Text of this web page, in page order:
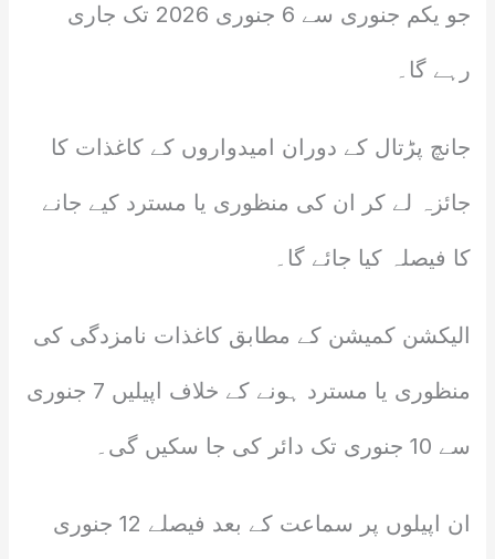
جو یکم جنوری سے 6 جنوری 2026 تک جاری
رہے گا۔
جانچ پڑتال کے دوران امیدواروں کے کاغذات کا
جائزہ لے کر ان کی منظوری یا مسترد کیے جانے
کا فیصلہ کیا جائے گا۔
الیکشن کمیشن کے مطابق کاغذات نامزدگی کی
منظوری یا مسترد ہونے کے خلاف اپیلیں 7 جنوری
سے 10 جنوری تک دائر کی جا سکیں گی۔
ان اپیلوں پر سماعت کے بعد فیصلے 12 جنوری